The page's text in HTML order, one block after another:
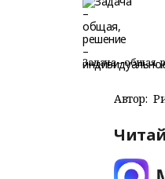
Задача – общая,
Автор: